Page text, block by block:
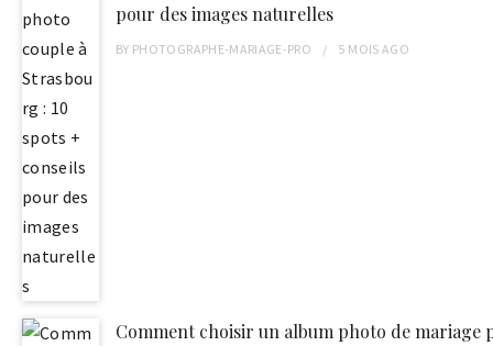
pour des images naturelles
BY PHOTOGRAPHE-MARIAGE-PRO 5 MOIS AGO
Comment choisir un album photo de mariage